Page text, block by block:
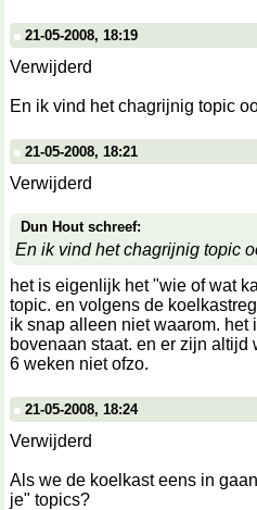
21-05-2008, 18:19
Verwijderd
En ik vind het chagrijnig topic
21-05-2008, 18:21
Verwijderd
Dun Hout schreef:
En ik vind het chagrijnig topic
het is eigenlijk het "wie of wat
topic. en volgens de
ik snap alleen niet waarom. het
bovenaan staat. en er zijn
6 weken niet ofzo.
21-05-2008, 18:24
Verwijderd
Als we de koelkast eens in
je" topics?